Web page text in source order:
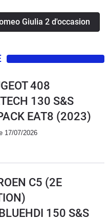
Giulia 2 d'occasion
408
130 S&S
EAT8 (2023)
17/07/2026
C5 (2E
150 S&S